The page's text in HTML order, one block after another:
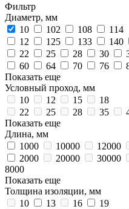
Фильтр
Диаметр, мм
10
102 108
114
12
125 133 140
22
25 28 30
60
64 70 76
Показать еще
Условный проход, мм
10
12 15
18
22
25 28 35
Показать еще
Длина, мм
1000
10000 12000
2000
20000 30000
8000
Показать еще
Толщина изоляции, мм
10
13 16
19